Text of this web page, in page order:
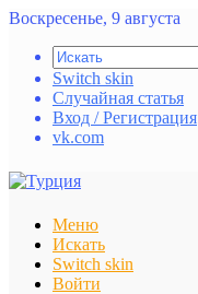
Воскресенье, 9 августа
Switch skin
Случайная статья
Вход / Регистрация
vk.com
Меню
Искать
Switch skin
Войти